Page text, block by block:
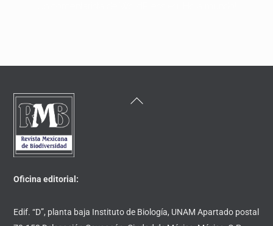
Back
Oficina editorial:
Edif. “D”, planta baja Instituto de Biología, UNAM Apartado postal